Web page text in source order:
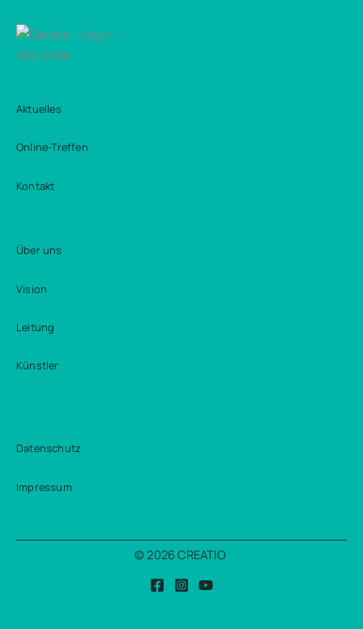
Aktuelles
Online-Treffen
Kontakt
Über uns
Vision
Leitung
Künstler
Datenschutz
Impressum
© 2026 CREATIO